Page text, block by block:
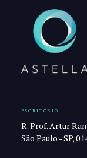
ESCRITÓRIO
R. Prof. Artur
São Paulo - SP,